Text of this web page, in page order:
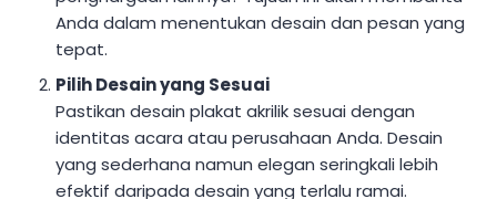
Anda dalam menentukan desain dan pesan yang
tepat.
Pilih Desain yang Sesuai
Pastikan desain plakat akrilik sesuai dengan
identitas acara atau perusahaan Anda. Desain
yang sederhana namun elegan seringkali lebih
efektif daripada desain yang terlalu ramai.